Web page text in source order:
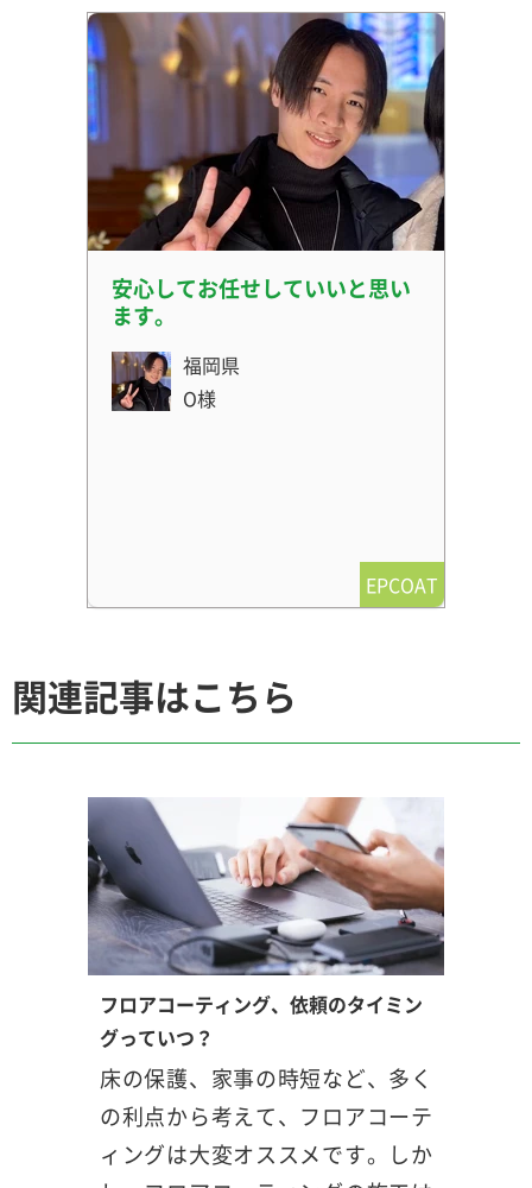
安心してお任せしていいと思い
ます。
福岡県
O様
EPCOAT
関連記事はこちら
フロアコーティング、依頼のタイミン
グっていつ？
床の保護、家事の時短など、多く
の利点から考えて、フロアコーテ
ィングは大変オススメです。しか